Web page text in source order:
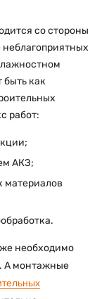
со стороны
быть как
работ:
АКЗ;
материалов
необходимо
. А монтажные